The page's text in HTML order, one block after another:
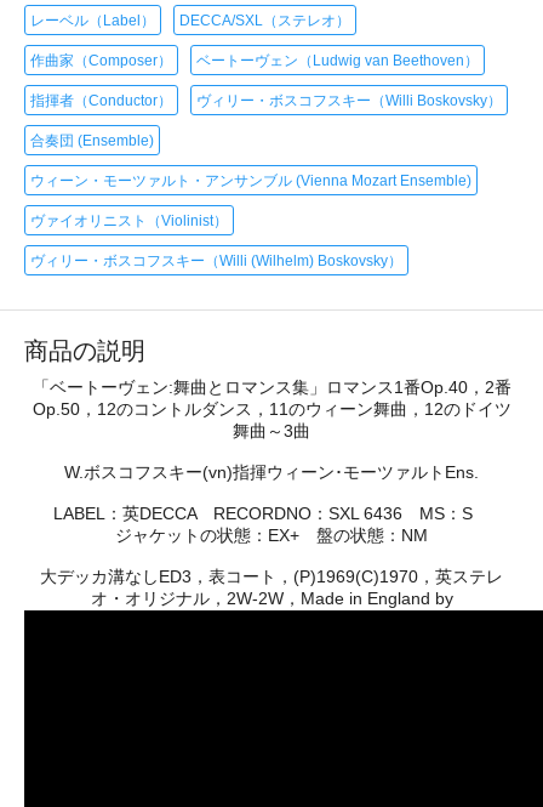
レーベル（Label） DECCA/SXL（ステレオ）
作曲家（Composer） ベートーヴェン（Ludwig van Beethoven）
指揮者（Conductor） ヴィリー・ボスコフスキー（Willi Boskovsky）
合奏団 (Ensemble)
ウィーン・モーツァルト・アンサンブル (Vienna Mozart Ensemble)
ヴァイオリニスト（Violinist）
ヴィリー・ボスコフスキー（Willi (Wilhelm) Boskovsky）
商品の説明
「ベートーヴェン:舞曲とロマンス集」ロマンス1番Op.40，2番
Op.50，12のコントルダンス，11のウィーン舞曲，12のドイツ
舞曲～3曲
W.ボスコフスキー(vn)指揮ウィーン･モーツァルトEns.
LABEL：英DECCA RECORDNO：SXL 6436 MS：S
ジャケットの状態：EX+ 盤の状態：NM
大デッカ溝なしED3，表コート，(P)1969(C)1970，英ステレ
オ・オリジナル，2W-2W，Made in England by